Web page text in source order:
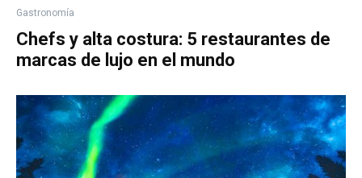
Gastronomía
Chefs y alta costura: 5 restaurantes de
marcas de lujo en el mundo